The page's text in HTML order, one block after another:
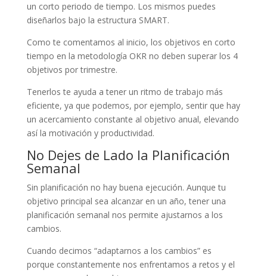
un corto periodo de tiempo. Los mismos puedes
diseñarlos bajo la estructura SMART.
Como te comentamos al inicio, los objetivos en corto
tiempo en la metodología OKR no deben superar los 4
objetivos por trimestre.
Tenerlos te ayuda a tener un ritmo de trabajo más
eficiente, ya que podemos, por ejemplo, sentir que hay
un acercamiento constante al objetivo anual, elevando
así la motivación y productividad.
No Dejes de Lado la Planificación
Semanal
Sin planificación no hay buena ejecución. Aunque tu
objetivo principal sea alcanzar en un año, tener una
planificación semanal nos permite ajustarnos a los
cambios.
Cuando decimos “adaptarnos a los cambios” es
porque constantemente nos enfrentamos a retos y el